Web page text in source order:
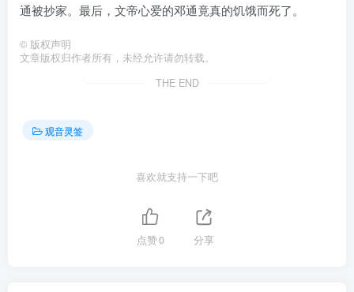
通被抄家。最后，文帝心爱的邓通竟真的饥饿而死了。
© 版权声明
文章版权归作者所有，未经允许请勿转载。
THE END
观音灵签
喜欢就支持一下吧
点赞0 分享